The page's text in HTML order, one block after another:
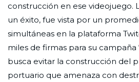
construcción en ese videojuego.
un éxito, fue vista por un
simultáneas en la plataforma
miles de firmas para su campaña
busca evitar la construcción del
portuario que amenaza con